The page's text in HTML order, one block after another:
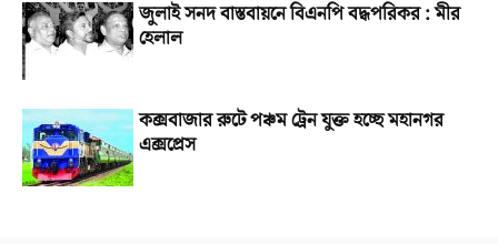
জুলাই সনদ বাস্তবায়নে বিএনপি বদ্ধপরিকর : মীর
হেলাল
কক্সবাজার রুটে পঞ্চম ট্রেন যুক্ত হচ্ছে মহানগর
এক্সপ্রেস